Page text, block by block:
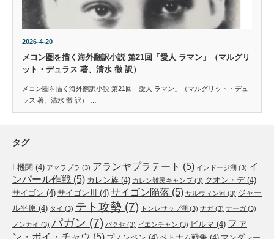
2026-4-20
メコン圏を描く海外翻訳小説 第21回「愛人 ラマン」（マルグリ
ット・デュラス 著、清水 徹 訳）
メコン圏を描く海外翻訳小説 第21回「愛人 ラマン」（マルグリット・デュ
ラス 著、清水 徹 訳） …
タグ
F機関 (4) アマラプラ (3) アランヤプラテート (5) インドージ湖 (3) イ
ンパール作戦 (5) カレン族 (4) カレン難民キャンプ(3) クオン・デ(4)
サイゴン (4) サイゴン川 (4) サイゴン陥落 (5) サルウィン河 (3) ジャー
ル平原 (4) タイ (3) テト攻勢 (7) トンレサップ湖 (3) ナガ (3) ナーガ (3)
ノンカイ (3) パガン (7) パクセ (3) ビエンチャン (3) ビルマ (4) ファ
ン・ボイ・チャウ (5)